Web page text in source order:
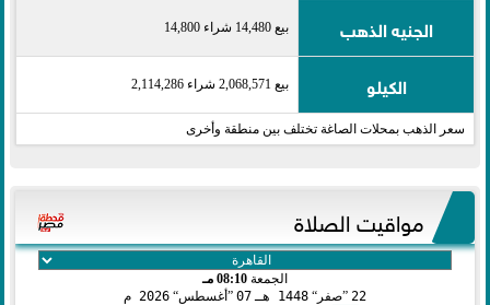
الجنيه الذهب بيع 14,480 شراء 14,800
الكيلو بيع 2,068,571 شراء 2,114,286
سعر الذهب بمحلات الصاغة تختلف بين منطقة وأخرى
مواقيت الصلاة
الجمعة 08:10 مـ
22
صفر 1448 هـ 07 أغسطس 2026 م